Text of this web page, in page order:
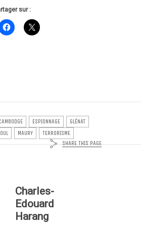
sur :
ESPIONNAGE
GLÉNAT
MAURY
TERRORISME
SHARE THIS PAGE
Charles-
Edouard
Harang